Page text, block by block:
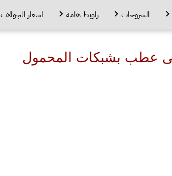
الشروحات راوبط هامة اسعار الجوالات